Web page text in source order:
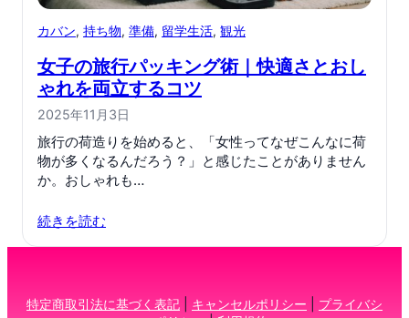
カバン, 持ち物, 準備, 留学生活, 観光
女子の旅行パッキング術｜快適さとおし
ゃれを両立するコツ
2025年11月3日
旅行の荷造りを始めると、「女性ってなぜこんなに荷
物が多くなるんだろう？」と感じたことがありません
か。おしゃれも…
続きを読む
特定商取引法に基づく表記 キャンセルポリシー
プライバシ